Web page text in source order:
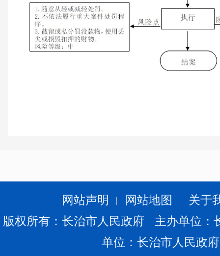
网站声明 网站地图
关于
版权所有：长治市人民政府 主办单位
单位：长治市人民政